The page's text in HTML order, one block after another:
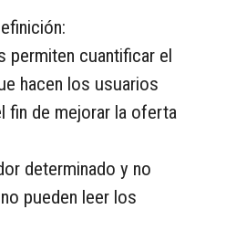
permiten cuantificar el
hacen los usuarios
fin de mejorar la oferta
determinado y no
pueden leer los